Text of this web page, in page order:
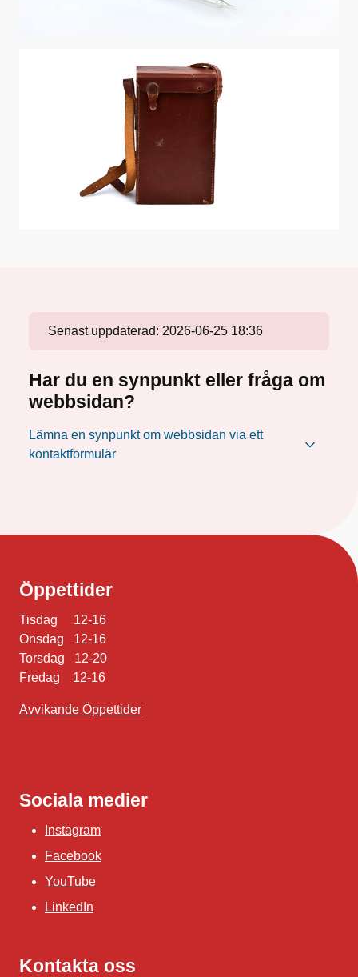
Senast uppdaterad: 2026-06-25 18:36
Har du en synpunkt eller fråga om
webbsidan?
Lämna en synpunkt om webbsidan via ett
kontaktformulär
Öppettider
Tisdag 12-16
Onsdag 12-16
Torsdag 12-20
Fredag 12-16
Avvikande Öppettider
Sociala medier
Instagram
Facebook
YouTube
LinkedIn
Kontakta oss